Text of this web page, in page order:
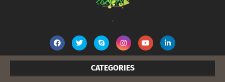
.
CATEGORIES